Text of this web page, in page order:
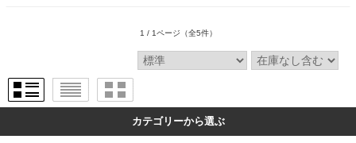
1 / 1ページ （全5件）
カテゴリーから選ぶ